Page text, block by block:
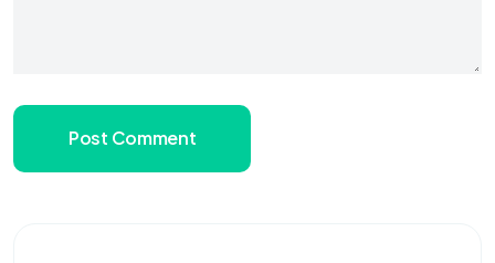
Post Comment